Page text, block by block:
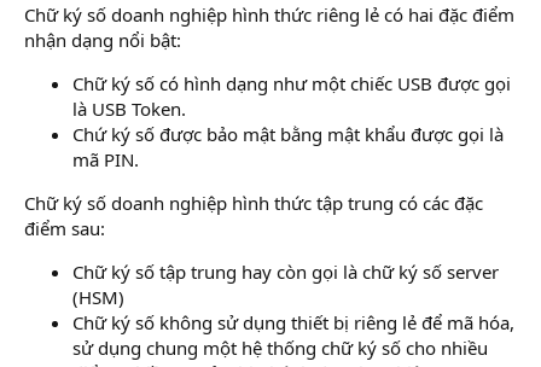
Chữ ký số doanh nghiệp hình thức riêng lẻ có hai đặc điểm
nhận dạng nổi bật:
Chữ ký số có hình dạng như một chiếc USB được gọi
là USB Token.
Chứ ký số được bảo mật bằng mật khẩu được gọi là
mã PIN.
Chữ ký số doanh nghiệp hình thức tập trung có các đặc
điểm sau:
Chữ ký số tập trung hay còn gọi là chữ ký số server
(HSM)
Chữ ký số không sử dụng thiết bị riêng lẻ để mã hóa,
sử dụng chung một hệ thống chữ ký số cho nhiều